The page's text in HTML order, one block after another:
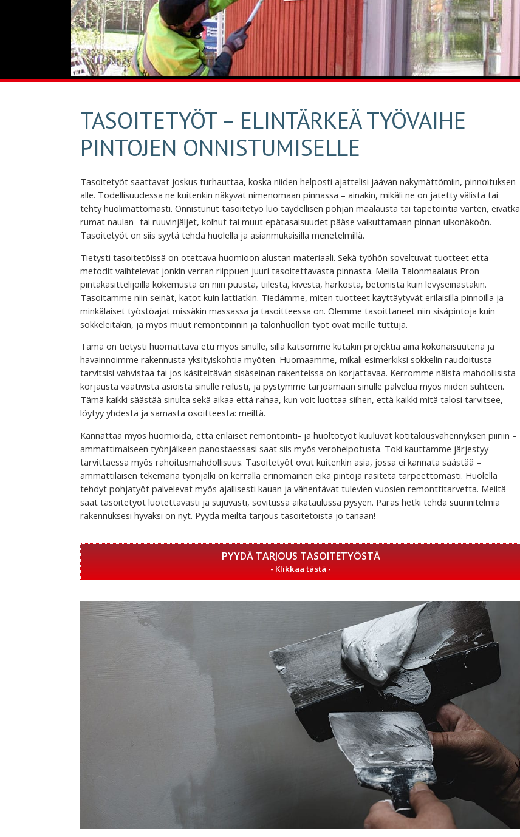
TASOITETYÖT – ELINTÄRKEÄ TYÖVAIHE
PINTOJEN ONNISTUMISELLE
Tasoitetyöt saattavat joskus turhauttaa, koska niiden helposti ajattelisi jäävän näkymättömiin, pinnoituksen
alle. Todellisuudessa ne kuitenkin näkyvät nimenomaan pinnassa – ainakin, mikäli ne on jätetty välistä tai
tehty huolimattomasti. Onnistunut tasoitetyö luo täydellisen pohjan maalausta tai tapetointia varten, eivätkä
rumat naulan- tai ruuvinjäljet, kolhut tai muut epätasaisuudet pääse vaikuttamaan pinnan ulkonäköön.
Tasoitetyöt on siis syytä tehdä huolella ja asianmukaisilla menetelmillä.
Tietysti tasoitetöissä on otettava huomioon alustan materiaali. Sekä työhön soveltuvat tuotteet että
metodit vaihtelevat jonkin verran riippuen juuri tasoitettavasta pinnasta. Meillä Talonmaalaus Pron
pintakäsittelijöillä kokemusta on niin puusta, tiilestä, kivestä, harkosta, betonista kuin levyseinästäkin.
Tasoitamme niin seinät, katot kuin lattiatkin. Tiedämme, miten tuotteet käyttäytyvät erilaisilla pinnoilla ja
minkälaiset työstöajat missäkin massassa ja tasoitteessa on. Olemme tasoittaneet niin sisäpintoja kuin
sokkeleitakin, ja myös muut remontoinnin ja talonhuollon työt ovat meille tuttuja.
Tämä on tietysti huomattava etu myös sinulle, sillä katsomme kutakin projektia aina kokonaisuutena ja
havainnoimme rakennusta yksityiskohtia myöten. Huomaamme, mikäli esimerkiksi sokkelin raudoitusta
tarvitsisi vahvistaa tai jos käsiteltävän sisäseinän rakenteissa on korjattavaa. Kerromme näistä mahdollisista
korjausta vaativista asioista sinulle reilusti, ja pystymme tarjoamaan sinulle palvelua myös niiden suhteen.
Tämä kaikki säästää sinulta sekä aikaa että rahaa, kun voit luottaa siihen, että kaikki mitä talosi tarvitsee,
löytyy yhdestä ja samasta osoitteesta: meiltä.
Kannattaa myös huomioida, että erilaiset remontointi- ja huoltotyöt kuuluvat kotitalousvähennyksen piiriin –
ammattimaiseen työnjälkeen panostaessasi saat siis myös verohelpotusta. Toki kauttamme järjestyy
tarvittaessa myös rahoitusmahdollisuus. Tasoitetyöt ovat kuitenkin asia, jossa ei kannata säästää –
ammattilaisen tekemänä työnjälki on kerralla erinomainen eikä pintoja rasiteta tarpeettomasti. Huolella
tehdyt pohjatyöt palvelevat myös ajallisesti kauan ja vähentävät tulevien vuosien remonttitarvetta. Meiltä
saat tasoitetyöt luotettavasti ja sujuvasti, sovitussa aikataulussa pysyen. Paras hetki tehdä suunnitelmia
rakennuksesi hyväksi on nyt. Pyydä meiltä tarjous tasoitetöistä jo tänään!
PYYDÄ TARJOUS TASOITETYÖSTÄ